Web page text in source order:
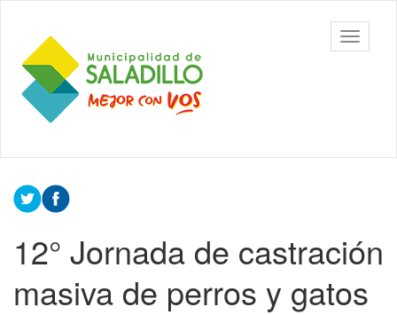
contenido
principal
Municipalidad
de Saladillo
barra
Contenido
principal
12° Jornada de castración
masiva de perros y gatos